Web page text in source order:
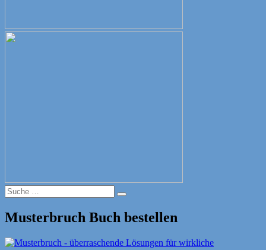
Suche
nach:
Suche
Musterbruch Buch bestellen